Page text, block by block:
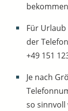
Für
der
+49 151
Je nach
so sinnvoll